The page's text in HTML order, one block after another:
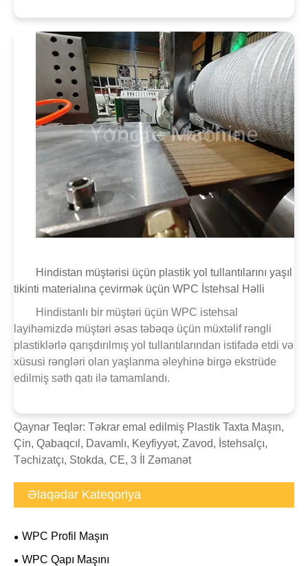
Hindistan müştərisi üçün plastik yol tullantılarını yaşıl
tikinti materialına çevirmək üçün WPC İstehsal Həlli
Hindistanlı bir müştəri üçün WPC istehsal
layihəmizdə müştəri əsas təbəqə üçün müxtəlif rəngli
plastiklərlə qarışdırılmış yol tullantılarından istifadə etdi və
xüsusi rəngləri olan yaşlanma əleyhinə birgə ekstrüde
edilmiş səth qatı ilə tamamlandı.
Qaynar Teqlər: Təkrar emal edilmiş Plastik Taxta Maşın,
Çin, Qabaqcıl, Davamlı, Keyfiyyət, Zavod, İstehsalçı,
Təchizatçı, Stokda, CE, 3 İl Zəmanət
Əlaqədar Kateqoriya
WPC Profil Maşın
WPC Qapı Maşını